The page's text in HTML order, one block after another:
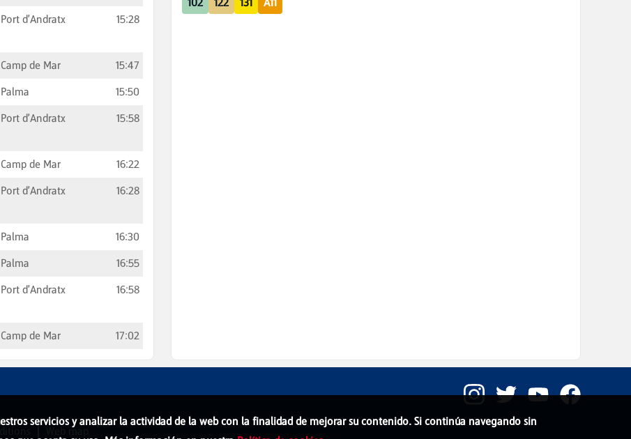
Port d'Andratx 15:28
Camp de Mar
15:47
Palma 15:50
Port d'Andratx 15:58
Camp de Mar 16:22
Port d'Andratx 16:28
Palma
16:30
Palma 16:55
Port d'Andratx 16:58
Camp de Mar 17:02
servicios y analizar la actividad de la web con la finalidad de mejorar su contenido. Si continúa navegando sin
Web map